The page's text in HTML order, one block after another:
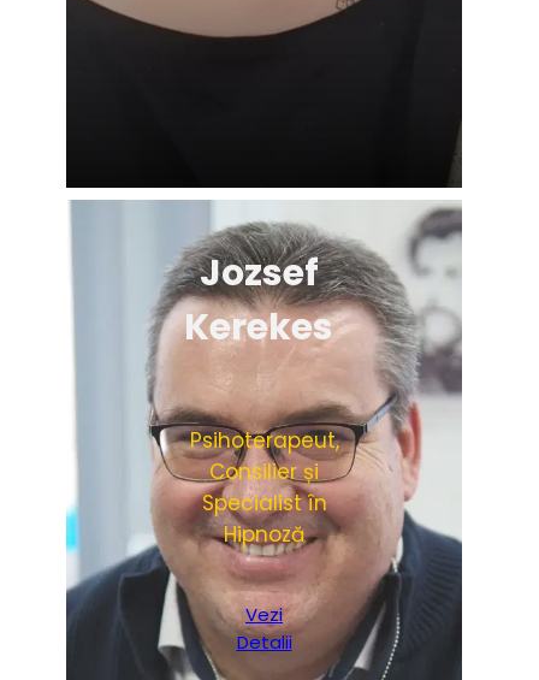
Jozsef
Kerekes
Psihoterapeut,
Consilier și
Specialist în
Hipnoză
Vezi
Detalii